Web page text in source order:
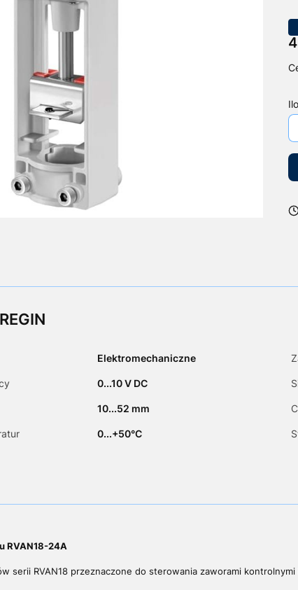
Elektromechaniczne
0...10 V DC
10...52 mm
0...+50°C
RVAN18-24A
serii RVAN18 przeznaczone do sterowania zaworami kontrolnymi